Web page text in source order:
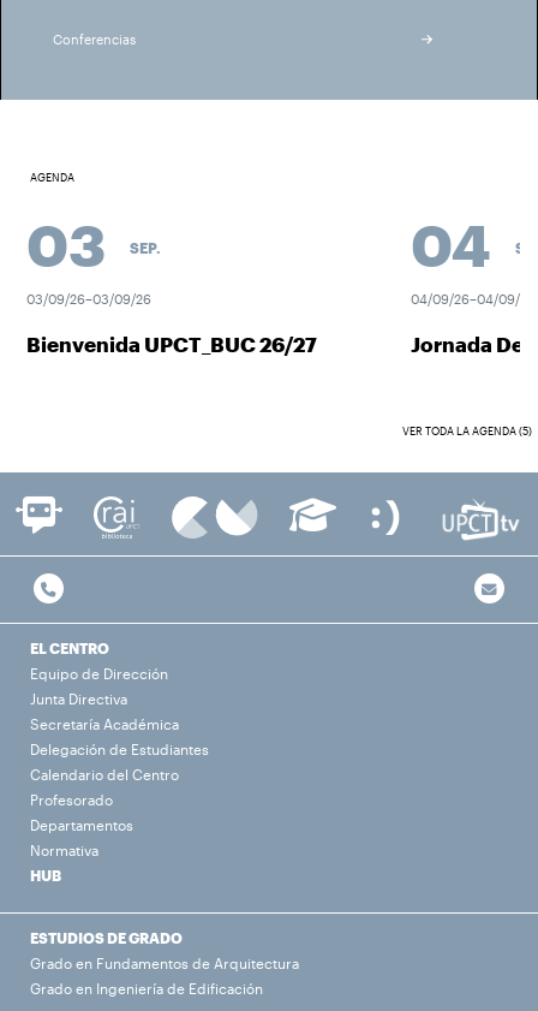
Conferencias
AGENDA
03 SEP.
03/09/26–03/09/26
Bienvenida UPCT_BUC 26/27
04 SEP.
04/09/26–04/09/26
Jornada
VER TODA LA AGENDA (5)
EL CENTRO
Equipo de Dirección
Junta Directiva
Secretaría Académica
Delegación de Estudiantes
Calendario del Centro
Profesorado
Departamentos
Normativa
HUB
ESTUDIOS DE GRADO
Grado en Fundamentos de Arquitectura
Grado en Ingeniería de Edificación